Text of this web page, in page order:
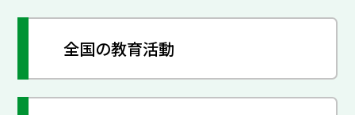
全国の教育活動